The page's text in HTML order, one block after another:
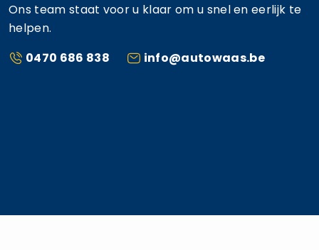
Ons team staat voor u klaar om u snel en eerlijk te
helpen.
0470 686 838
info@autowaas.be